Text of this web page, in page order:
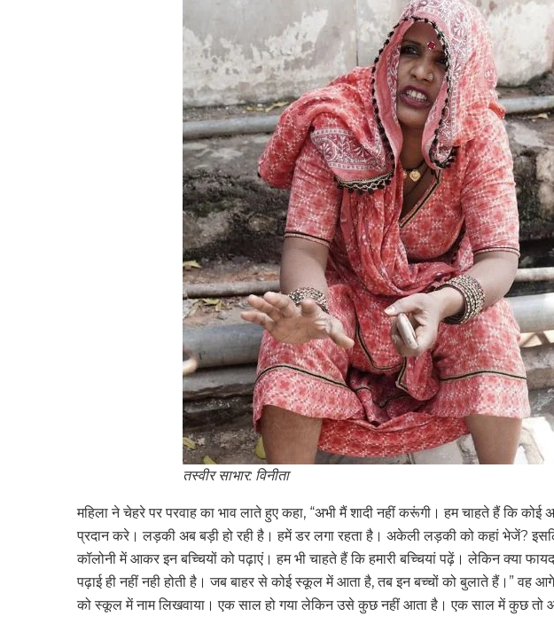
तस्वीर साभार: विनीता
महिला ने चेहरे पर परवाह का भाव लाते हुए कहा, “अभी मैं शादी नहीं करूंगी। हम चाहते हैं कि कोई
प्रदान करे। लड़की अब बड़ी हो रही है। हमें डर लगा रहता है। अकेली लड़की को कहां भेजें?
कॉलोनी में आकर इन बच्चियों को पढ़ाएं। हम भी चाहते हैं कि हमारी बच्चियां पढ़ें। लेकिन क्या
पढ़ाई ही नहीं नही होती है। जब बाहर से कोई स्कूल में आता है, तब इन बच्चों को बुलाते हैं।” वह
को स्कूल में नाम लिखवाया। एक साल हो गया लेकिन उसे कुछ नहीं आता है। एक साल में कुछ तो